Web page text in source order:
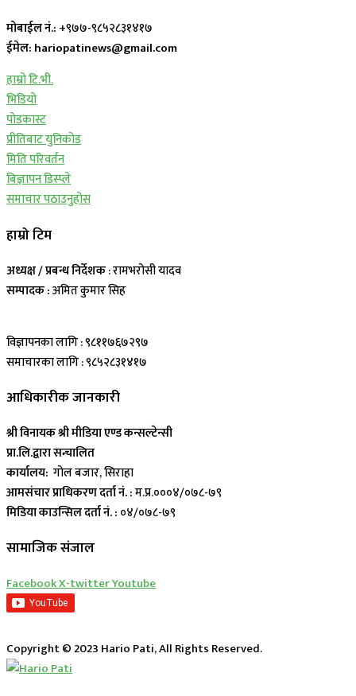
मोबाईल नं.: +९७७-९८५२८३१४१७
ईमेल: hariopatinews@gmail.com
हाम्रो टि.भी.
भिडियो
पोडकास्ट
प्रीतिबाट युनिकोड
मिति परिवर्तन
बिज्ञापन डिस्प्ले
समाचार पठाउनुहोस
हाम्रो टिम
अध्यक्ष / प्रबन्ध निर्देशक: रामभरोसी यादव
सम्पादक :अमित कुमार सिह
विज्ञापनका लागि : ९८११७६७२९७
समाचारका लागि : ९८५२८३१४१७
आधिकारीक जानकारी
श्री विनायक श्री मीडिया एण्ड कन्सल्टेन्सी
प्रा.लि.द्वारा सन्चालित
कार्यालय: गोल बजार, सिराहा
आमसंचार प्राधिकरण दर्ता नं. :म.प्र.०००४/०७८-७९
मिडिया काउन्सिल दर्ता नं. : ०४/०७८-७९
सामाजिक संजाल
FacebookX-twitterYoutube
Copyright © 2023 Hario Pati, All Rights Reserved.